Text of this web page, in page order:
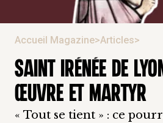
Accueil Magazine>Articles>
SAINT IRÉNÉE DE
ŒUVRE ET MARTYR
« Tout se tient » : ce